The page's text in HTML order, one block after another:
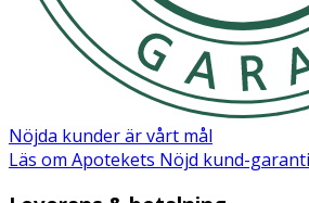
Nöjda kunder är vårt mål
Läs om Apotekets Nöjd kund-garanti